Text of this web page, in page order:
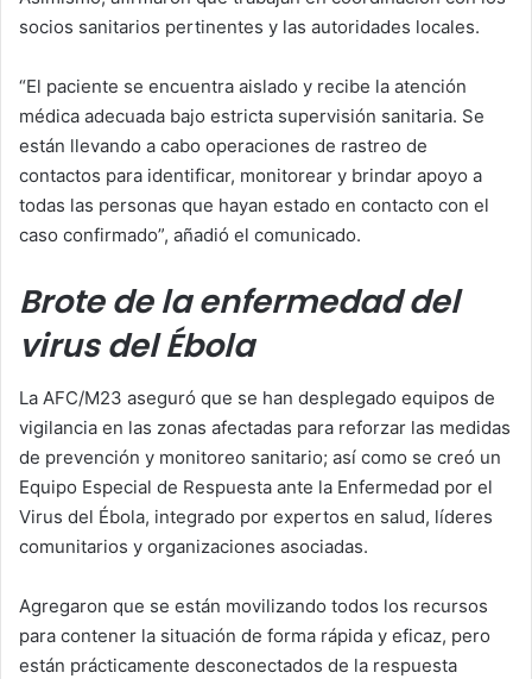
socios sanitarios pertinentes y las autoridades locales.
“El paciente se encuentra aislado y recibe la atención
médica adecuada bajo estricta supervisión sanitaria. Se
están llevando a cabo operaciones de rastreo de
contactos para identificar, monitorear y brindar apoyo a
todas las personas que hayan estado en contacto con el
caso confirmado”, añadió el comunicado.
Brote de la enfermedad del
virus del Ébola
La AFC/M23 aseguró que se han desplegado equipos de
vigilancia en las zonas afectadas para reforzar las medidas
de prevención y monitoreo sanitario; así como se creó un
Equipo Especial de Respuesta ante la Enfermedad por el
Virus del Ébola, integrado por expertos en salud, líderes
comunitarios y organizaciones asociadas.
Agregaron que se están movilizando todos los recursos
para contener la situación de forma rápida y eficaz, pero
están prácticamente desconectados de la respuesta